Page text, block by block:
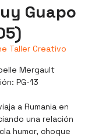
Guapo
Taller Creativo
Mergault
PG-13
a Rumania en
una relación
humor, choque